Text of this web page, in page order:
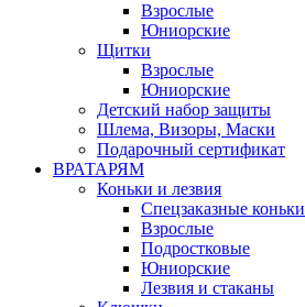
Взрослые
Юниорские
Щитки
Взрослые
Юниорские
Детский набор защиты
Шлема, Визоры, Маски
Подарочный сертификат
ВРАТАРЯМ
Коньки и лезвия
Спецзаказные коньки
Взрослые
Подростковые
Юниорские
Лезвия и стаканы